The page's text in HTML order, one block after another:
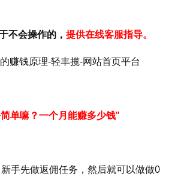
不会操作的， 提供在线客服指导。
单嘛？一个月能赚多少钱”
手先做返佣任务，然后就可以做做0